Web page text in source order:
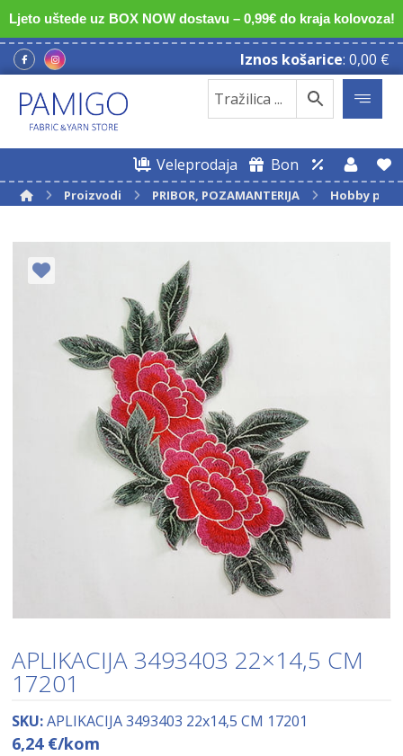
Ljeto uštede uz BOX NOW dostavu – 0,99€ do kraja kolovoza!
Iznos košarice: 0,00 €
Veleprodaja Bon
Proizvodi PRIBOR, POZAMANTERIJA Hobby
APLIKACIJA 3493403 22×14,5 CM
17201
SKU:APLIKACIJA 3493403 22x14,5 CM 17201
6,24 €/kom